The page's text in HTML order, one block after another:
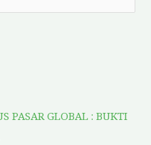
PASAR GLOBAL : BUKTI